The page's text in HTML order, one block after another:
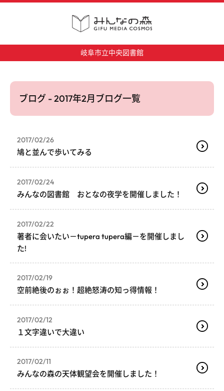
岐阜市立中央図書館
ブログ - 2017年2月ブログ一覧
2017/02/26
鳩と並んで歩いてみる
2017/02/24
みんなの図書館 おとなの夜学を開催しました！
2017/02/22
著者に会いたい－tupera tupera編－を開催しまし
た!
2017/02/19
空前絶後のぉぉ！超絶怒涛の知っ得情報！
2017/02/12
１文字違いで大違い
2017/02/11
みんなの森の天体観望会を開催しました！